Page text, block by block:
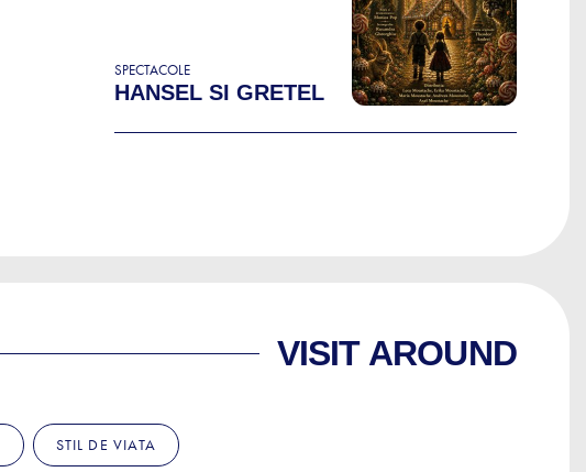
SPECTACOLE
HANSEL SI GRETEL
VISIT AROUND
STIL DE VIATA